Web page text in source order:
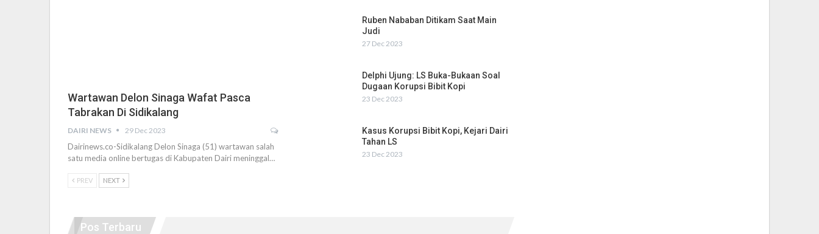
Wartawan Delon Sinaga Wafat Pasca
Tabrakan Di Sidikalang
DAIRI NEWS 29 Dec 2023
Dairinews.co-Sidikalang Delon Sinaga (51) wartawan salah
satu media online bertugas di Kabupaten Dairi meninggal…
Ruben Nababan Ditikam Saat Main
Judi
27 Dec 2023
Delphi Ujung: LS Buka-Bukaan Soal
Dugaan Korupsi Bibit Kopi
23 Dec 2023
Kasus Korupsi Bibit Kopi, Kejari Dairi
Tahan LS
23 Dec 2023
PREV NEXT
Pos Terbaru